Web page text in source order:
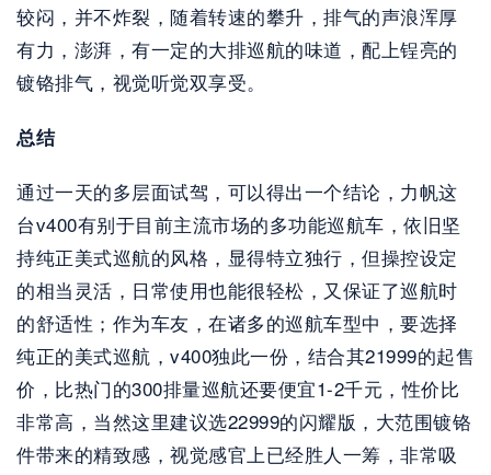
较闷，并不炸裂，随着转速的攀升，排气的声浪浑厚
有力，澎湃，有一定的大排巡航的味道，配上锃亮的
镀铬排气，视觉听觉双享受。
总结
通过一天的多层面试驾，可以得出一个结论，力帆这
台v400有别于目前主流市场的多功能巡航车，依旧坚
持纯正美式巡航的风格，显得特立独行，但操控设定
的相当灵活，日常使用也能很轻松，又保证了巡航时
的舒适性；作为车友，在诸多的巡航车型中，要选择
纯正的美式巡航，v400独此一份，结合其21999的起售
价，比热门的300排量巡航还要便宜1-2千元，性价比
非常高，当然这里建议选22999的闪耀版，大范围镀铬
件带来的精致感，视觉感官上已经胜人一筹，非常吸